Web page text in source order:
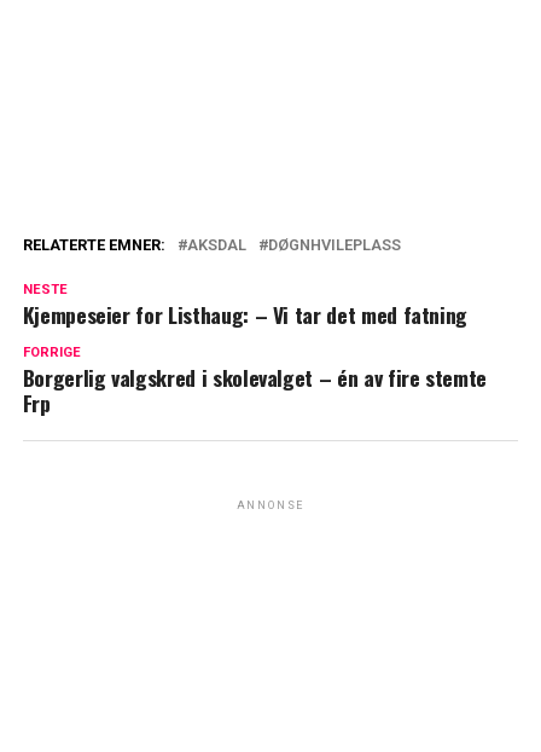
RELATERTE EMNER: AKSDAL DØGNHVILEPLASS
NESTE
Kjempeseier for Listhaug: – Vi tar det med fatning
FORRIGE
Borgerlig valgskred i skolevalget – én av fire stemte
Frp
ANNONSE